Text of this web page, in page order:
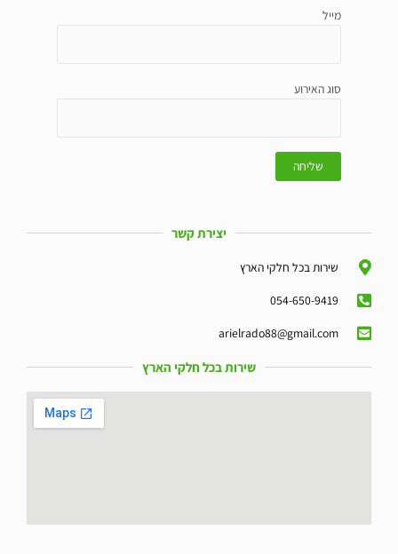
מייל
סוג האירוע
יצירת קשר
שירות בכל חלקי הארץ
054-650-9419
arielrado88@gmail.com
שירות בכל חלקי הארץ